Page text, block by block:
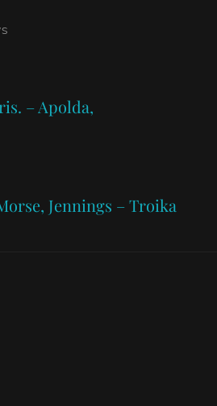
– Apolda,
Jennings – Troika